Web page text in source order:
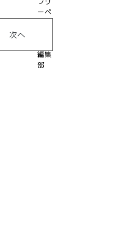
11月18
ーペ
編集
部
次へ